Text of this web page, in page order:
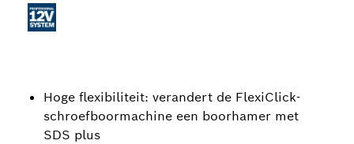
Hoge flexibiliteit: verandert de FlexiClick-
schroefboormachine een boorhamer met
SDS plus